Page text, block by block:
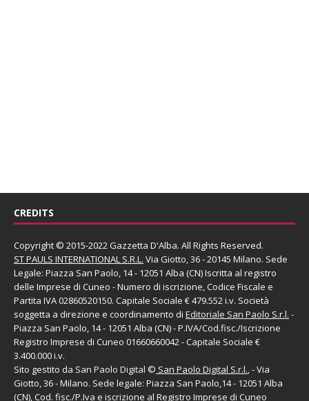
CREDITS
Copyright © 2015-2022 Gazzetta D'Alba. All Rights Reserved.
ST PAULS INTERNATIONAL S.R.L. Via Giotto, 36 - 20145 Milano. Sede
Legale: Piazza San Paolo, 14 - 12051 Alba (CN) Iscritta al registro
delle Imprese di Cuneo - Numero di iscrizione, Codice Fiscale e
Partita IVA 02860520150. Capitale Sociale € 479.552 i.v. Società
soggetta a direzione e coordinamento di Editoriale San Paolo S.r.l. -
Piazza San Paolo, 14 - 12051 Alba (CN) - P.IVA/Cod.fisc./Iscrizione
Registro Imprese di Cuneo 01660660042 - Capitale Sociale €
3.400.000 i.v.
Sito gestito da San Paolo Digital © San Paolo Digital S.r.l., - Via
Giotto, 36 - Milano. Sede legale: Piazza San Paolo,14 - 12051 Alba
(CN), Cod. fisc./P.Iva e iscrizione al Registro Imprese di Cuneo